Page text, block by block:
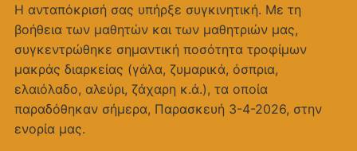
Η ανταπόκρισή σας υπήρξε συγκινητική. Με τη
βοήθεια των μαθητών και των μαθητριών μας,
συγκεντρώθηκε σημαντική ποσότητα τροφίμων
μακράς διαρκείας (γάλα, ζυμαρικά, όσπρια,
ελαιόλαδο, αλεύρι, ζάχαρη κ.ά.), τα οποία
παραδόθηκαν σήμερα, Παρασκευή 3-4-2026, στην
ενορία μας.